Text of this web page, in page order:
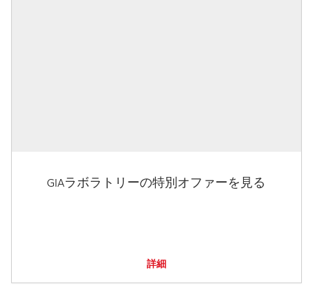
GIAラボラトリーの特別オファーを見る
詳細